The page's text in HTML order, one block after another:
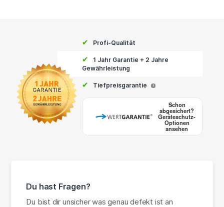
✔ Profi-Qualität
✔
1 Jahr Garantie + 2 Jahre
Gewährleistung
✔ Tiefpreisgarantie i
Schon
abgesichert?
Geräteschutz-
Optionen
ansehen
Du hast Fragen?
Du bist dir unsicher was genau defekt ist an